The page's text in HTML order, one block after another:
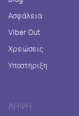
Ασφάλεια
Viber Out
Χρεώσεις
Υποστήριξη
ΛΉΨΗ